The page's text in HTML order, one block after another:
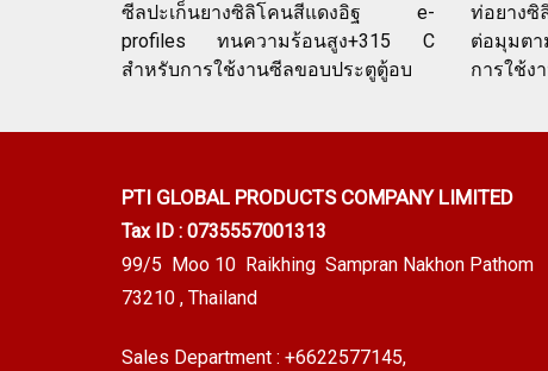
ซีลปะเก็นยางซิลิโคนสีแดงอิฐ e-
profiles ทนความร้อนสูง+315 C
สำหรับการใช้งานซีลขอบประตูตู้อบ
ท่อยางซิ
ต่อมุมตา
การใช้ง
PTI GLOBAL PRODUCTS COMPANY LIMITED
Tax ID : 0735557001313
99/5 Moo 10 Raikhing Sampran Nakhon Pathom
73210 , Thailand
Sales Department : +6622577145,